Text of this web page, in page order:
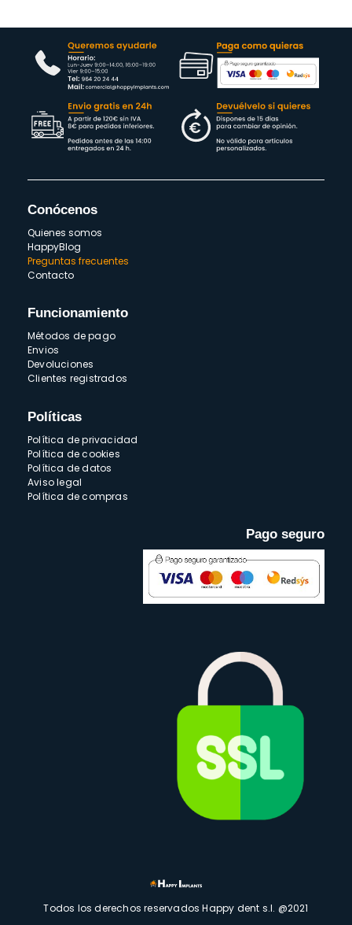
Conócenos
Quienes somos
HappyBlog
Preguntas frecuentes
Contacto
Funcionamiento
Métodos de pago
Envios
Devoluciones
Clientes registrados
Políticas
Política de privacidad
Política de cookies
Política de datos
Aviso legal
Política de compras
Pago seguro
Todos los derechos reservados Happy dent s.l. @2021